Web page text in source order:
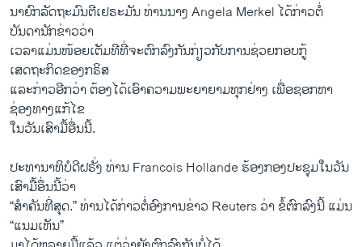
ນາຍົກລັດຖະມົນຕີເຢ​ຣະມັນ ທ່ານ​ນາງ Angela Merkel ​ໄດ້​ກ່າວຕໍ່​
ບັນດາ​ນັກ​ຂ່າວ​ວ່າ
​ເວລາ​ແມ່ນໜ້ອຍເຕັມທີທີ່ຈະຕົກລົງກັນກ່ຽວກັບການຊ່ວຍກອບກູ້
ເສດຖະກິດຂອງ​ກຣິສ
​ແລະ​ກ່າວ​ອີ​ກວ່າ ຕ້ອງໄດ້ເອົາຄວາມ​ພະຍາຍາມ​ທຸກ​ຢ່າງ ເພື່ອ​ຊອກ​ຫາ​
ຊ່ອງທາງ​ແກ້​ໄຂ​
ໃນ​ວັນ​ເສົາ​ມື້​ອື່ນນີ້.
ປະທານ​າທິບໍດີຝຣັ່ງ ທ່ານ Francois Hollande ຮ້ອງ​ກອງ​ປະຊຸມ​ໃນວັນ​
ເສົາມື້​ອຶ່ນນີ້​ວ່າ
“ສຳຄັນ​ທີ່​ສຸດ​.” ທ່ານໄດ້​ກ່າວ​ຕໍ່​ອົງການ​ຂ່າວ Reuters ວ່າ ຂໍ້​ຕົກລົງນີ້ ​ແມ່ນ
“​ແນມເຫັນ​”